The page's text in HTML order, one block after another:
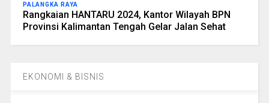
PALANGKA RAYA
Rangkaian HANTARU 2024, Kantor Wilayah BPN
Provinsi Kalimantan Tengah Gelar Jalan Sehat
EKONOMI & BISNIS